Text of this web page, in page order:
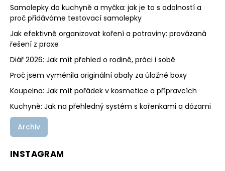
Samolepky do kuchyně a myčka: jak je to s odolností a
proč přidáváme testovací samolepky
Jak efektivně organizovat koření a potraviny: provázaná
řešení z praxe
Diář 2026: Jak mít přehled o rodině, práci i sobě
Proč jsem vyměnila originální obaly za úložné boxy
Koupelna: Jak mít pořádek v kosmetice a přípravcích
Kuchyně: Jak na přehledný systém s kořenkami a dózami
Archiv
INSTAGRAM